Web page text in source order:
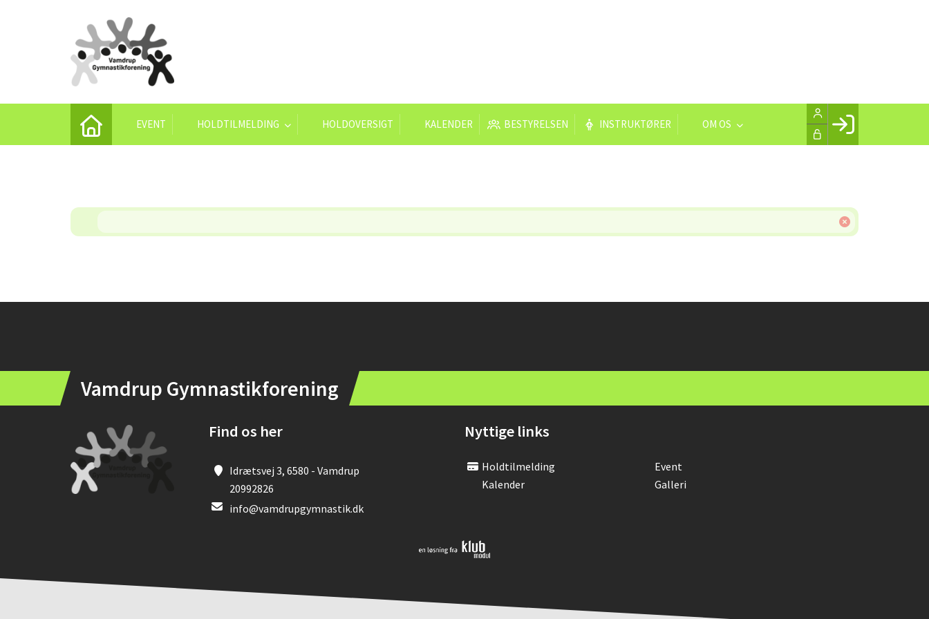
EVENT HOLDTILMELDING HOLDOVERSIGT KALENDER BESTYRELSEN INSTRUKTØRER OM OS
Vamdrup Gymnastikforening
Find os her
Idrætsvej 3, 6580 - Vamdrup
20992826
info@vamdrupgymnastik.dk
Nyttige links
Holdtilmelding
Event
Kalender
Galleri